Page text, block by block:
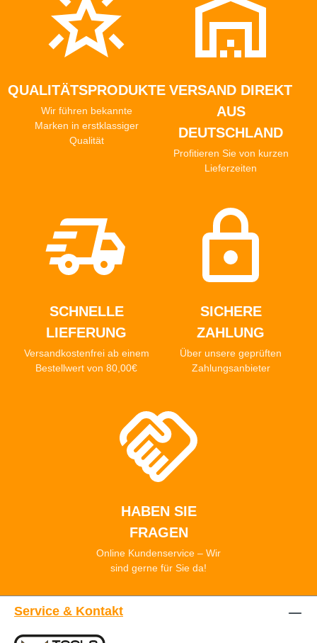
QUALITÄTSPRODUKTE
Wir führen bekannte
Marken in erstklassiger
Qualität
VERSAND DIREKT
AUS
DEUTSCHLAND
Profitieren Sie von kurzen
Lieferzeiten
SCHNELLE
LIEFERUNG
Versandkostenfrei ab einem
Bestellwert von 80,00€
SICHERE
ZAHLUNG
Über unsere geprüften
Zahlungsanbieter
HABEN SIE
FRAGEN
Online Kundenservice – Wir
sind gerne für Sie da!
Service & Kontakt